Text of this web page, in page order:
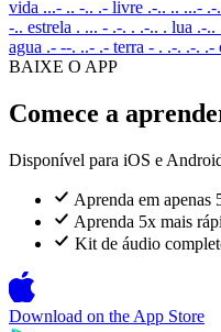
vida ...- .. -.. .- livre .-.. .. ...- .-
-.. estrela . ... - .-. . .-.. . lua .-..
agua .- --. ..- .- terra - . .-. .-. .-
BAIXE O APP
Comece a
Disponível para iOS e
Aprenda em apenas
Aprenda 5x mais
Kit de áudio
Download on the App Store